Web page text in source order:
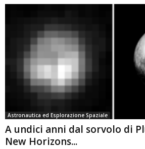
Astronautica ed Esplorazione Spaziale
A undici anni dal sorvolo di
New Horizons...